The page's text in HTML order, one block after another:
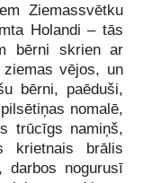
Ziemassvētku
Holandi – tās
bērni skrien ar
vējos, un
bērni, paēduši,
nomalē,
trūcīgs namiņš,
krietnais brālis
darbos nogurusī